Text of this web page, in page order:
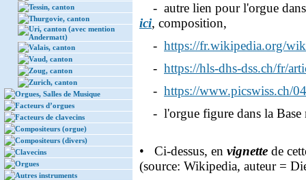
Tessin, canton
Thurgovie, canton
Uri, canton (avec mention
Andermatt)
Valais, canton
Vaud, canton
Zoug, canton
Zurich, canton
Orgues, Salles de Musique
Facteurs d’orgues
Facteurs de clavecins
Compositeurs (orgue)
Compositeurs (divers)
Clavecins
Orgues
Autres instruments
- autre lien pour l'orgue
ici, composition,
- https://fr.wikipedia.org/
- https://hls-dhs-dss.ch/fr/
- https://www.picswiss.ch/
- l'orgue figure dans la Base
• Ci-dessus, en vignette de
(source: Wikipedia, auteur =